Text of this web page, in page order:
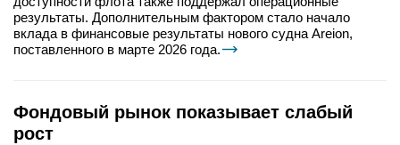
результаты. Дополнительным фактором стало начало
вклада в финансовые результаты нового судна Areion,
поставленного в марте 2026 года.
Фондовый рынок показывает слабый
рост